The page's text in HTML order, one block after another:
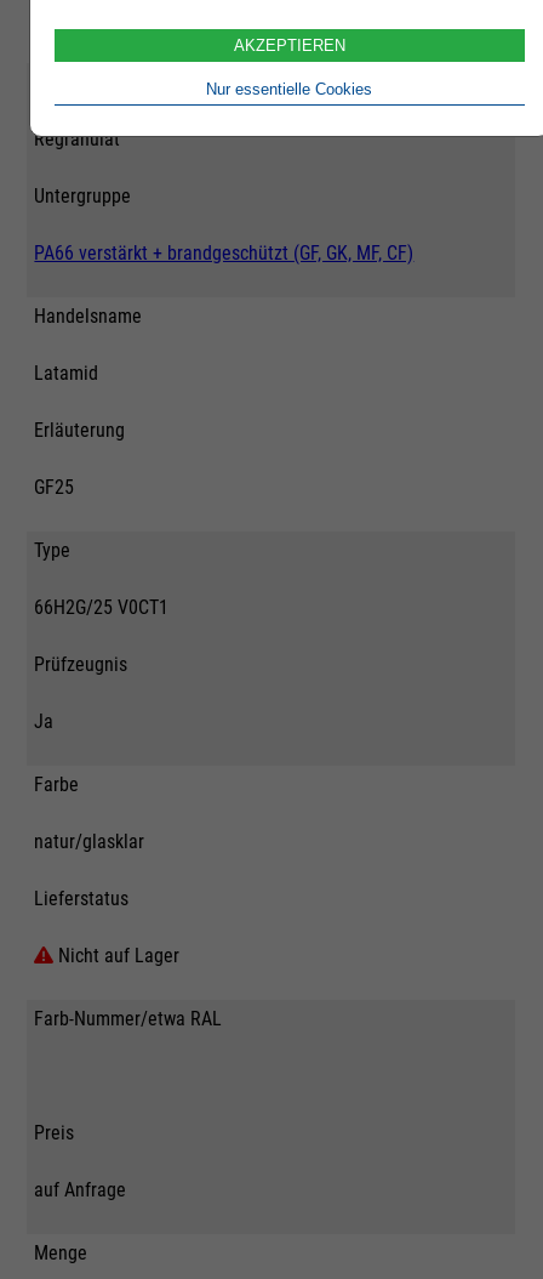
Regranulat
Untergruppe
PA66 verstärkt + brandgeschützt (GF, GK, MF, CF)
Handelsname
Latamid
Erläuterung
GF25
Type
66H2G/25 V0CT1
Prüfzeugnis
Ja
Farbe
natur/glasklar
Lieferstatus
Nicht auf Lager
Farb-Nummer/etwa RAL
Preis
auf Anfrage
Menge
AKZEPTIEREN
Nur essentielle Cookies